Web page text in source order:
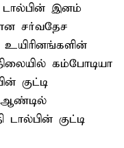
இனம்
சர்வதேச
கம்போடியா
குட்டி
ஆண்டில்
டால்பின் குட்டி